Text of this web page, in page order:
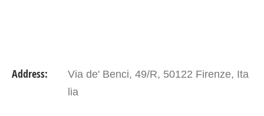
Address:
Via de' Benci, 49/R, 50122 Firenze, Ita
lia